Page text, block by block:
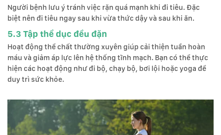
Người bệnh lưu ý tránh việc rặn quá mạnh khi đi tiêu. Đặc
biệt nên đi tiêu ngay sau khi vừa thức dậy và sau khi ăn.
5.3 Tập thể dục đều đặn
Hoạt động thể chất thường xuyên giúp cải thiện tuần hoàn
máu và giảm áp lực lên hệ thống tĩnh mạch. Bạn có thể thực
hiện các hoạt động như đi bộ, chạy bộ, bơi lội hoặc yoga để
duy trì sức khỏe.